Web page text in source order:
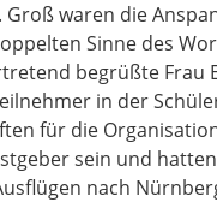
Groß waren die
Sinne des
begrüßte Frau
in der
für die
sein und
nach